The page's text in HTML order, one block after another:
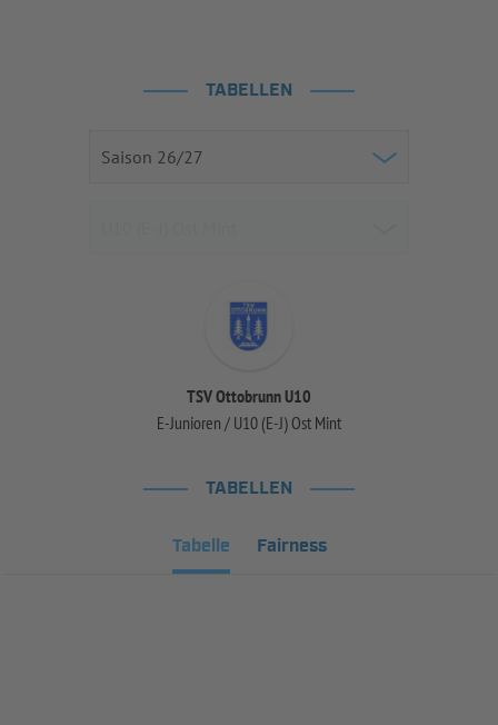
TABELLEN
TSV Ottobrunn U10
E-Junioren / U10 (E-J) Ost Mint
TABELLEN
Tabelle Fairness